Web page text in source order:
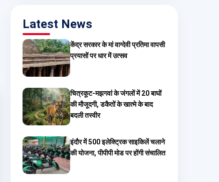
Latest News
केंद्र सरकार के मां वाग्देवी प्रतिमा वापसी
प्रयासों पर धार में उत्सव
चित्रकूट-मझगवां के जंगलों में 20 बाघों
की मौजूदगी, डकैतों के खात्मे के बाद
बदली तस्वीर
इंदौर में 500 इलेक्ट्रिक साइकिलें चलाने
की योजना, पीपीपी मोड पर होंगी संचालित